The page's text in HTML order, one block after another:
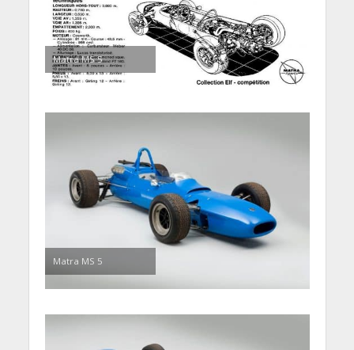
Matra MS 5
Matra MS 5